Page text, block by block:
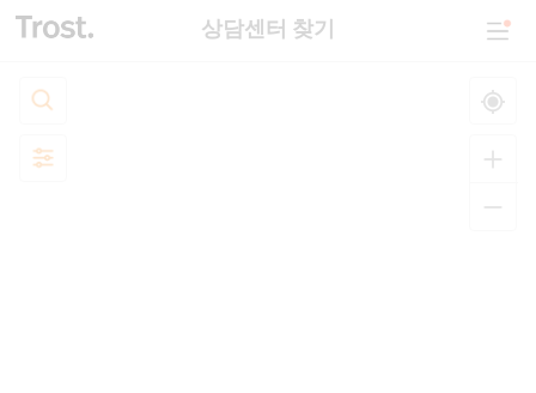
상담센터 찾기